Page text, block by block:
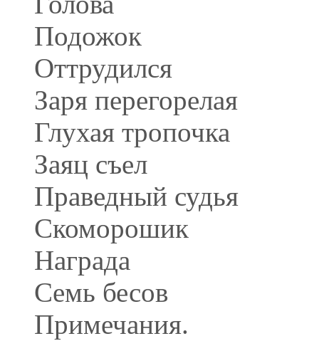
Подожок
Оттрудился
Заря перегорелая
Глухая тропочка
Заяц съел
Праведный судья
Скоморошик
Награда
Семь бесов
Примечания.